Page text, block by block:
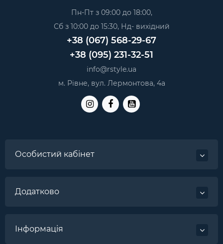
Пн-Пт з 09:00 до 18:00,
Сб з 10:00 до 15:30, Нд- вихідний
+38 (067) 568-29-67
+38 (095) 231-32-51
info@rstyle.ua
м. Рівне, вул. Лермонтова, 4а
Особистий кабінет
Додатково
Інформація